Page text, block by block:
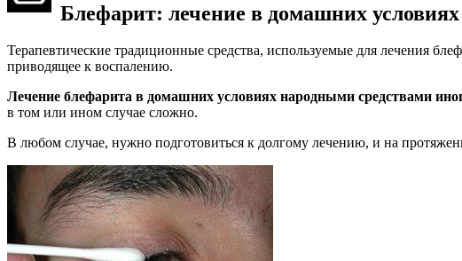
Блефарит: лечение в домашних условиях
Терапевтические традиционные средства, используемые для лечения
приводящее к воспалению.
Лечение блефарита в домашних условиях народными средствами
в том или ином случае сложно.
В любом случае, нужно подготовиться к долгому лечению, и на